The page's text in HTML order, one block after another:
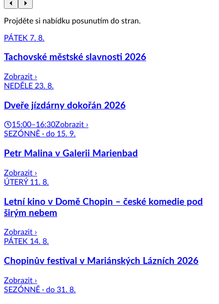
Projděte si nabídku posunutím do stran.
PÁTEK 7. 8.
Tachovské městské slavnosti 2026
Zobrazit ›
NEDĚLE 23. 8.
Dveře jízdárny dokořán 2026
15:00–16:30Zobrazit ›
SEZÓNNĚ · do 15. 9.
Petr Malina v Galerii Marienbad
Zobrazit ›
ÚTERÝ 11. 8.
Letní kino v Domě Chopin – české komedie pod
širým nebem
Zobrazit ›
PÁTEK 14. 8.
Chopinův festival v Mariánských Lázních 2026
Zobrazit ›
SEZÓNNĚ · do 31. 8.